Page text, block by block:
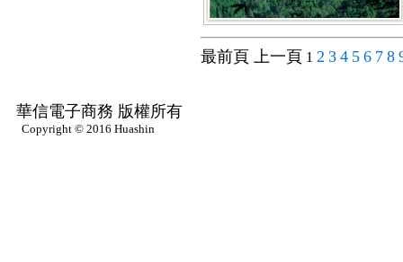
最前頁 上一頁 1 2 3 4 5 6 7 8
華信電子商務 版權所有
Copyright © 2016 Huashin